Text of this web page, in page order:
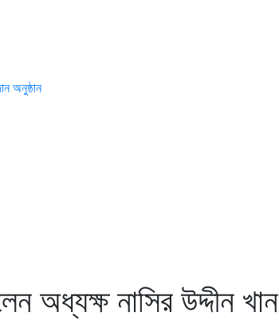
অনুষ্ঠান
অধ্যক্ষ নাসির উদ্দীন খান